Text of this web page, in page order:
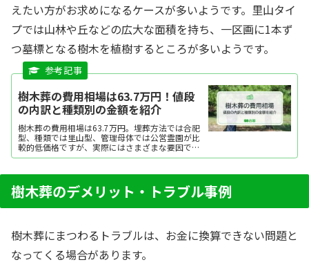
えたい方がお求めになるケースが多いようです。里山タイ
プでは山林や丘などの広大な面積を持ち、一区画に1本ず
つ墓標となる樹木を植樹するところが多いようです。
樹木葬の費用相場は63.7万円！値段
の内訳と種類別の金額を紹介
樹木葬の費用相場は63.7万円。埋葬方法では合祀
型、種類では里山型、管理母体では公営霊園が比
較的低価格ですが、実際にはさまざまな要因で費
用が変動します。ここでは、樹木葬の費用相場と
樹木葬のデメリット・トラブル事例
樹木葬にまつわるトラブルは、お金に換算できない問題と
なってくる場合があります。